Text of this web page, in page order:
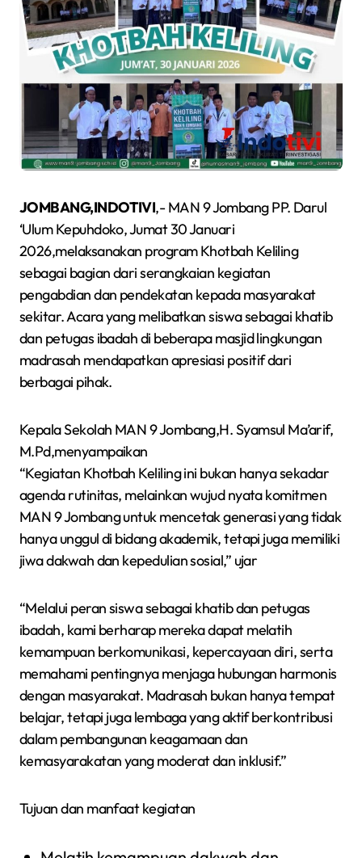
JOMBANG,INDOTIVI,- MAN 9 Jombang PP. Darul
‘Ulum Kepuhdoko, Jumat 30 Januari
2026,melaksanakan program Khotbah Keliling
sebagai bagian dari serangkaian kegiatan
pengabdian dan pendekatan kepada masyarakat
sekitar. Acara yang melibatkan siswa sebagai khatib
dan petugas ibadah di beberapa masjid lingkungan
madrasah mendapatkan apresiasi positif dari
berbagai pihak.
Kepala Sekolah MAN 9 Jombang,H. Syamsul Ma’arif,
M.Pd,menyampaikan
“Kegiatan Khotbah Keliling ini bukan hanya sekadar
agenda rutinitas, melainkan wujud nyata komitmen
MAN 9 Jombang untuk mencetak generasi yang tidak
hanya unggul di bidang akademik, tetapi juga memiliki
jiwa dakwah dan kepedulian sosial,” ujar
“Melalui peran siswa sebagai khatib dan petugas
ibadah, kami berharap mereka dapat melatih
kemampuan berkomunikasi, kepercayaan diri, serta
memahami pentingnya menjaga hubungan harmonis
dengan masyarakat. Madrasah bukan hanya tempat
belajar, tetapi juga lembaga yang aktif berkontribusi
dalam pembangunan keagamaan dan
kemasyarakatan yang moderat dan inklusif.”
Tujuan dan manfaat kegiatan